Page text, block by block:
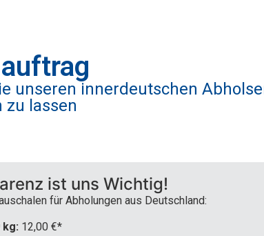
unseren innerdeutschen
zu lassen
ist uns Wichtig!
für Abholungen aus Deutschland:
kg: 12,00 €*